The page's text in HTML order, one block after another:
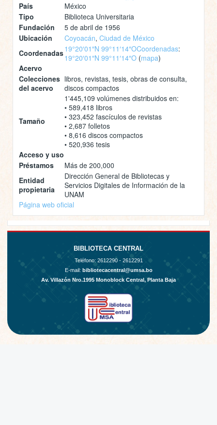
País
México
Tipo
Biblioteca Universitaria
Fundación
5 de abril de 1956
Ubicación
Coyoacán, Ciudad de México
Coordenadas19°20′01″N 99°11′14″OCoordenadas:
19°20′01″N 99°11′14″O (mapa)
Acervo
Colecciones
del acervo
libros, revistas, tesis, obras de consulta,
discos compactos
Tamaño
1'445,109 volúmenes distribuidos en:
• 589,418 libros
• 323,452 fascículos de revistas
• 2,687 folletos
• 8,616 discos compactos
• 520,936 tesis
Acceso y uso
Préstamos
Más de 200,000
Entidad
propietaria
Dirección General de Bibliotecas y
Servicios Digitales de Información de la
UNAM
Página web oficial
BIBLIOTECA CENTRAL
Teléfono: 2612290 - 2612291
E-mail: bibliotecacentral@umsa.bo
Av. Villazón Nro.1995 Monoblock Central, Planta Baja